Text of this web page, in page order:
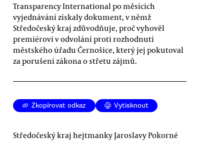
Transparency International po měsících
vyjednávání získaly dokument, v němž
Středočeský kraj zdůvodňuje, proč vyhověl
premiérovi v odvolání proti rozhodnutí
městského úřadu Černošice, který jej pokutoval
za porušení zákona o střetu zájmů.
Zkopírovat odkaz Vytisknout
Středočeský kraj hejtmanky Jaroslavy Pokorné